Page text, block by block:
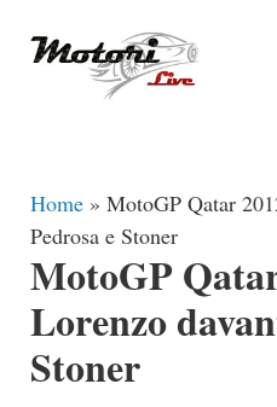
Home » MotoGP Qatar
Pedrosa e Stoner
MotoGP
Lorenzo
Stoner